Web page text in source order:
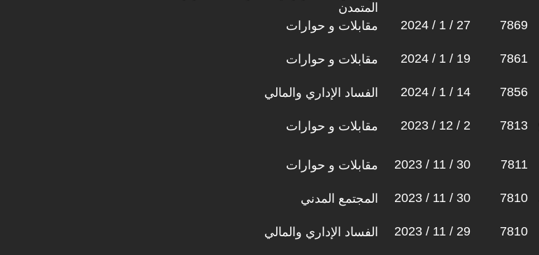
المتمدن
مقابلات و حوارات 2024 / 1 / 27 7869
مقابلات و حوارات 2024 / 1 / 19 7861
الفساد الإداري والمالي 2024 / 1 / 14 7856
مقابلات و حوارات 2023 / 12 / 2 7813
مقابلات و حوارات 2023 / 11 / 30 7811
المجتمع المدني 2023 / 11 / 30 7810
الفساد الإداري والمالي 2023 / 11 / 29 7810